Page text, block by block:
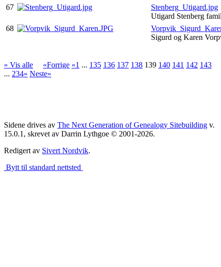
67
Stenberg_Utigard.jpg
Utigard Stenberg
68
Sigurd og Karen
» Vis alle «Forrige «1 ... 135 136 137 138 139 140 141 142 143
... 234» Neste»
Sidene drives av The Next Generation of Genealogy Sitebuilding v.
15.0.1, skrevet av Darrin Lythgoe © 2001-2026.
Redigert av Sivert Nordvik.
Bytt til standard nettsted